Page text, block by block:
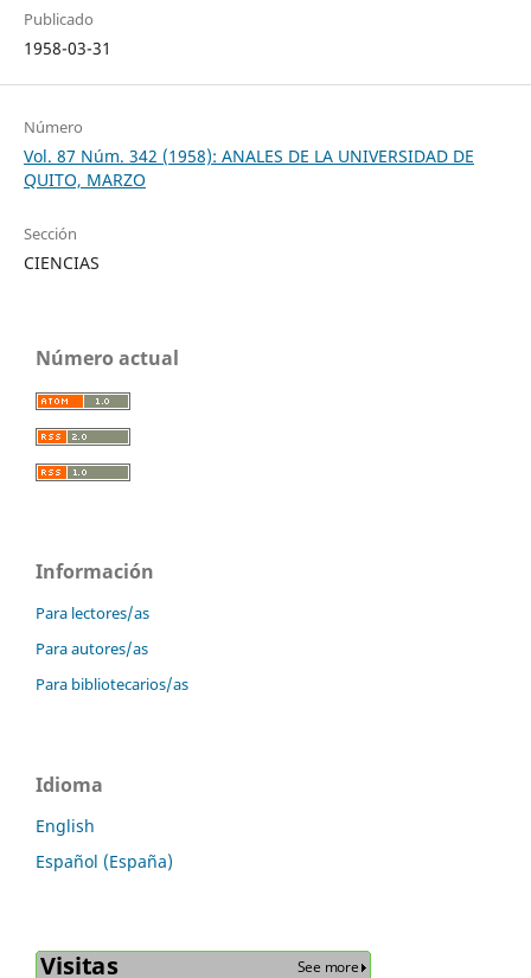
Publicado
1958-03-31
Número
Vol. 87 Núm. 342 (1958): ANALES DE LA UNIVERSIDAD DE
QUITO, MARZO
Sección
CIENCIAS
Número actual
Información
Para lectores/as
Para autores/as
Para bibliotecarios/as
Idioma
English
Español (España)